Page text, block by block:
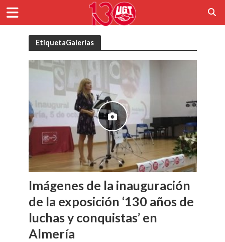
EtiquetaGalerías
Imágenes de la inauguración
de la exposición ‘130 años de
luchas y conquistas’ en
Almería